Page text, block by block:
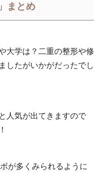
まとめ
大学は？二重の整形や修
したがいかがだったでし
人気が出てきますので
が多くみられるように